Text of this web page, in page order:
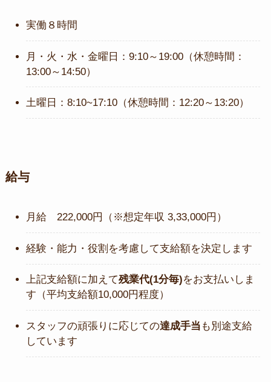
実働８時間
月・火・水・金曜日：9:10～19:00（休憩時間：
13:00～14:50）
土曜日：8:10~17:10（休憩時間：12:20～13:20）
給与
月給 222,000円（※想定年収 3,33,000円）
経験・能力・役割を考慮して支給額を決定します
上記支給額に加えて残業代(1分毎)をお支払いしま
す（平均支給額10,000円程度）
スタッフの頑張りに応じての達成手当 も別途支給
しています